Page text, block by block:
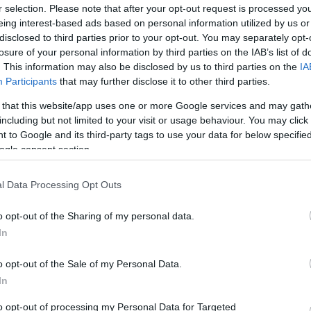
selection. Please note that after your opt-out request is processed
interest-based ads based on personal information utilized by us
to third parties prior to your opt-out. You may separately
of your personal information by third parties on the IAB’s list of
This information may also be disclosed by us to third parties on the
Participants that may further disclose it to other third parties.
that this website/app uses one or more Google services and may
but not limited to your visit or usage behaviour. You may
to Google and its third-party tags to use your data for below
consent section.
Data Processing Opt Outs
opt-out of the Sharing of my personal data.
opt-out of the Sale of my Personal Data.
opt-out of processing my Personal Data for Targeted
Δημοσιεύθηκε στο ΦΕΚ η
για την ενίσχυση των
οι δικαιούχοι
ενισχύσεις για ζωοτροφές, o υπολογισμός τους και οι
Άνοδος στις
από ΦΠΑ μετά την άρση
τα κρατικά έσοδα του Μαΐου - Ποια έπεσαν και ποια